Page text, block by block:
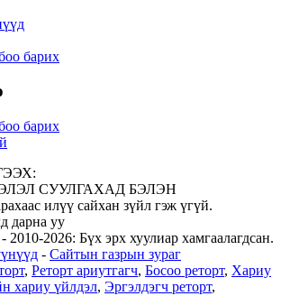
барих
барих
СУУЛГАХАД БЭЛЭН
илүү сайхан зүйл гэж үгүй.
дарна уу
2026: Бүх эрх хуулиар хамгаалагдсан.
- Сайтын газрын зураг
, Реторт ариутгагч, Босоо реторт, Хариу
хариу үйлдэл, Эргэлдэгч реторт,